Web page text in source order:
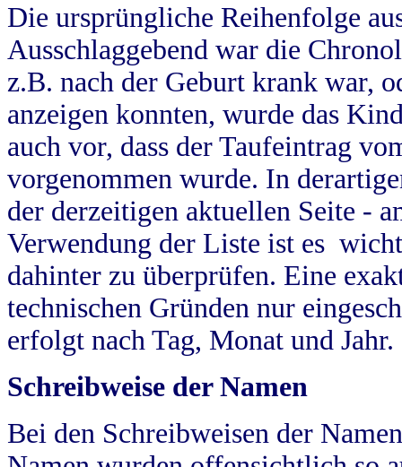
Die ursprüngliche Reihenfolge
Ausschlaggebend war die
z.B. nach der Geburt krank war,
anzeigen konnten, wurde das
auch vor, dass der Taufeintrag
vorgenommen wurde. In
der derzeitigen aktuellen Seite -
Verwendung der Liste ist es
dahinter zu überprüfen. Eine
technischen Gründen nur
erfolgt nach Tag, Monat und Jahr.
Schreibweise der Namen
Bei den Schreibweisen der